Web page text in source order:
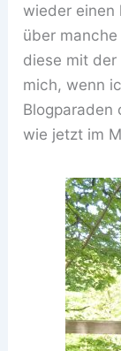
wieder einen
über
diese mit der
mich, wenn
Blogparaden
wie jetzt im